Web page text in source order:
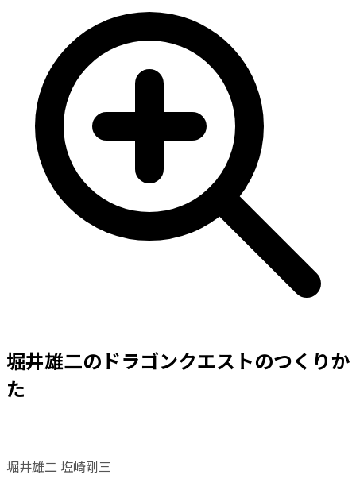
堀井雄二のドラゴンクエストのつくりか
た
堀井雄二 塩崎剛三